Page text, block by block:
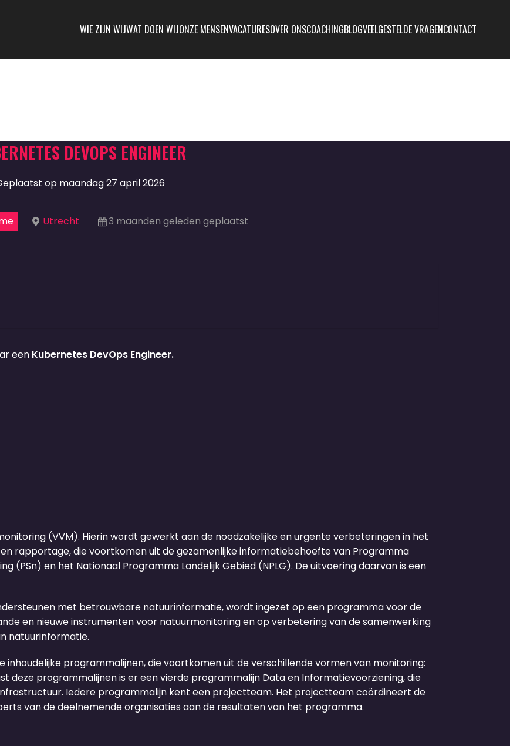
WIE ZIJN WIJWAT DOEN WIJONZE MENSENVACATURESOVER ONSCOACHINGBLOGVEELGESTELDE VRAGENCONTACT
DEVOPS ENGINEER
op maandag 27 april 2026
Utrecht
3 maanden geleden geplaatst
een Kubernetes DevOps Engineer.
(VVM). Hierin wordt gewerkt aan de noodzakelijke en urgente verbeteringen in het
rapportage, die voortkomen uit de gezamenlijke informatiebehoefte van Programma
(PSn) en het Nationaal Programma Landelijk Gebied (NPLG). De uitvoering daarvan is een
met betrouwbare natuurinformatie, wordt ingezet op een programma voor de
en nieuwe instrumenten voor natuurmonitoring en op verbetering van de samenwerking
natuurinformatie.
programmalijnen, die voortkomen uit de verschillende vormen van monitoring:
deze programmalijnen is er een vierde programmalijn Data en Informatievoorziening, die
Iedere programmalijn kent een projectteam. Het projectteam coördineert de
van de deelnemende organisaties aan de resultaten van het programma.